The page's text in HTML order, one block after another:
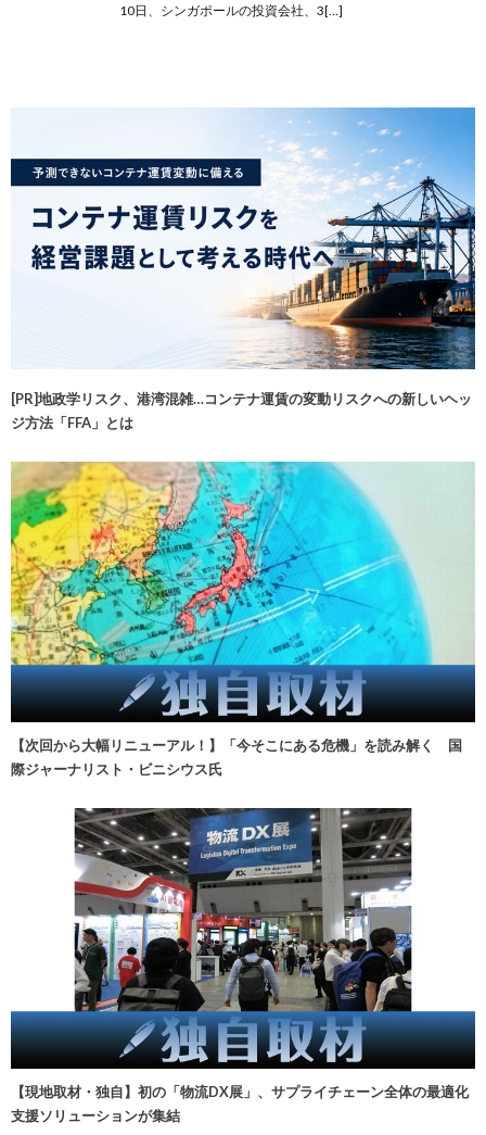
10日、シンガポールの投資会社、3[…]
[PR]地政学リスク、港湾混雑…コンテナ運賃の変動リスクへの新しいヘッ
ジ方法「FFA」とは
【次回から大幅リニューアル！】「今そこにある危機」を読み解く 国
際ジャーナリスト・ビニシウス氏
【現地取材・独自】初の「物流DX展」、サプライチェーン全体の最適化
支援ソリューションが集結